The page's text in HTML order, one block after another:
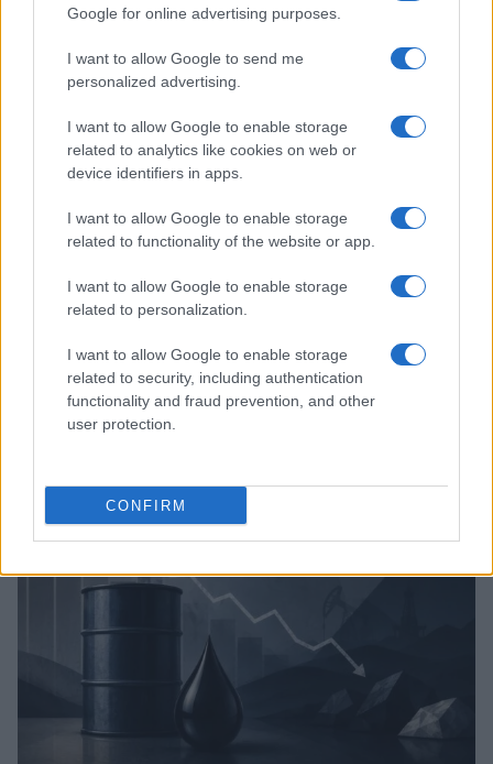
Google for online advertising purposes.
I want to allow Google to send me
personalized advertising.
I want to allow Google to enable storage
related to analytics like cookies on web or
device identifiers in apps.
I want to allow Google to enable storage
related to functionality of the website or app.
I want to allow Google to enable storage
related to personalization.
I want to allow Google to enable storage
related to security, including authentication
functionality and fraud prevention, and other
user protection.
CONFIRM
Sigue leyendo
El Brent cae un 8.3% y arrastra a las materias primas
NEWS